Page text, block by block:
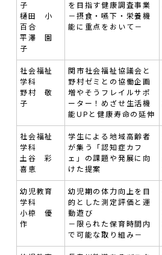
子
樋田 小
百合
平澤 園
子
を目指す健康調査事業
－摂食・嚥下・栄養機
能に重点をおいて－
社会福祉
学科
野村 敬
子
関市社会福祉協議会と
野村ゼミとの協働企画
増やそうフレイルサポ
ーター！めざせ生活機
能UPと健康寿命の延伸
社会福祉
学科
土谷 彩
喜恵
学生による地域高齢者
が集う「認知症カフ
ェ」の課題や発展に向
けた提案
幼児教育
学科
小椋 優
作
幼児期の体力向上を目
的とした測定評価と運
動遊び
－限られた保育時間内
で可能な取り組み－